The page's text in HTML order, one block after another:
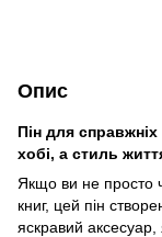
Опис
Пін для
хобі, а стиль
Якщо ви не просто
книг, цей пін
яскравий